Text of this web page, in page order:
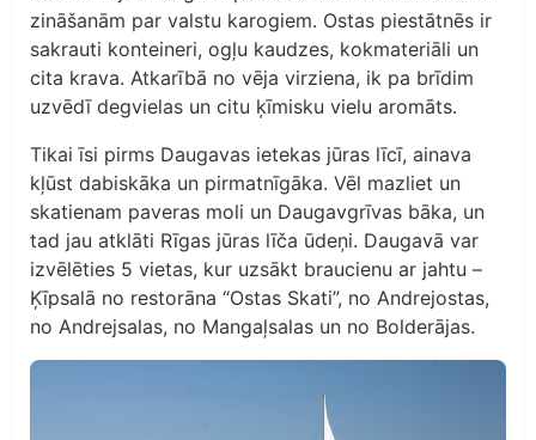
zināšanām par valstu karogiem. Ostas piestātnēs ir
sakrauti konteineri, ogļu kaudzes, kokmateriāli un
cita krava. Atkarībā no vēja virziena, ik pa brīdim
uzvēdī degvielas un citu ķīmisku vielu aromāts.
Tikai īsi pirms Daugavas ietekas jūras līcī, ainava
kļūst dabiskāka un pirmatnīgāka. Vēl mazliet un
skatienam paveras moli un Daugavgrīvas bāka, un
tad jau atklāti Rīgas jūras līča ūdeņi. Daugavā var
izvēlēties 5 vietas, kur uzsākt braucienu ar jahtu –
Ķīpsalā no restorāna “Ostas Skati”, no Andrejostas,
no Andrejsalas, no Mangaļsalas un no Bolderājas.